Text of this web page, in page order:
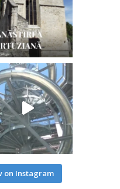
on Instagram